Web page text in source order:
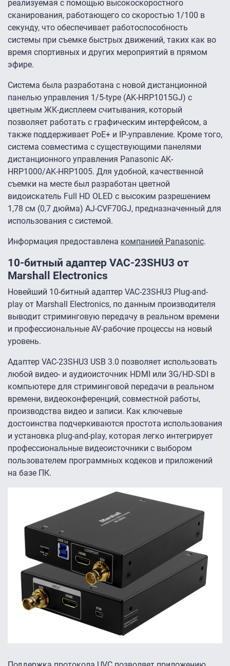
реализуемая с помощью высокоскоростного
сканирования, работающего со скоростью 1/100 в
секунду, что обеспечивает работоспособность
системы при съемке быстрых движений, таких как во
время спортивных и других мероприятий в прямом
эфире.
Система была разработана с новой дистанционной
панелью управления 1/5-type (AK-HRP1015GJ) с
цветным ЖК-дисплеем считывания, который
позволяет работать с графическим интерфейсом, а
также поддерживает PoE+ и IP-управление. Кроме того,
система совместима с существующими панелями
дистанционного управления Panasonic AK-
HRP1000/AK-HRP1005. Для удобной, качественной
съемки на месте был разработан цветной
видоискатель Full HD OLED с высоким разрешением
1,78 см (0,7 дюйма) AJ-CVF70GJ, предназначенный для
использования с системой.
Информация предоставлена компанией Panasonic.
10-битный адаптер VAC-23SHU3 от
Marshall Electronics
Новейший 10-битный адаптер VAC-23SHU3 Plug-and-
play от Marshall Electronics, по данным производителя
выводит стриминговую передачу в реальном времени
и профессиональные AV-рабочие процессы на новый
уровень.
Адаптер VAC-23SHU3 USB 3.0 позволяет использовать
любой видео- и аудиоисточник HDMI или 3G/HD-SDI в
компьютере для стриминговой передачи в реальном
времени, видеоконференций, совместной работы,
производства видео и записи. Как ключевые
достоинства подчеркиваются простота использования
и установка plug-and-play, которая легко интегрирует
профессиональные видеоисточники с выбором
пользователем программных кодеков и приложений
на базе ПК.